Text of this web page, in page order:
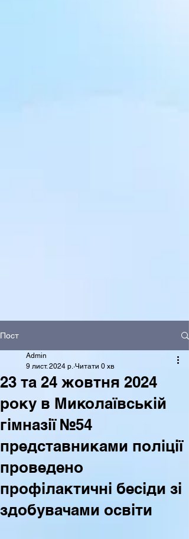
Пост
23 та 24 жовтня 2024
року в Миколаївській
гімназії №54
представниками поліції
проведено
профілактичні бесіди зі
здобувачами освіти
Admin
9 лист. 2024 р. Читати 0 хв